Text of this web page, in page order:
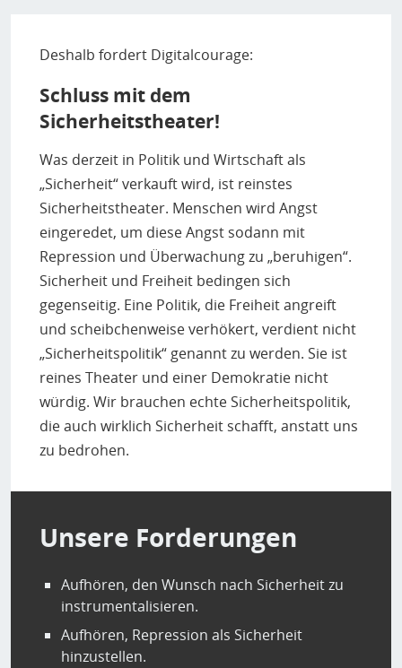
Deshalb fordert Digitalcourage:
Schluss mit dem
Sicherheitstheater!
Was derzeit in Politik und Wirtschaft als
„Sicherheit“ verkauft wird, ist reinstes
Sicherheitstheater. Menschen wird Angst
eingeredet, um diese Angst sodann mit
Repression und Überwachung zu „beruhigen“.
Sicherheit und Freiheit bedingen sich
gegenseitig. Eine Politik, die Freiheit angreift
und scheibchenweise verhökert, verdient nicht
„Sicherheitspolitik“ genannt zu werden. Sie ist
reines Theater und einer Demokratie nicht
würdig. Wir brauchen echte Sicherheitspolitik,
die auch wirklich Sicherheit schafft, anstatt uns
zu bedrohen.
Unsere Forderungen
Aufhören, den Wunsch nach Sicherheit zu
instrumentalisieren.
Aufhören, Repression als Sicherheit
hinzustellen.